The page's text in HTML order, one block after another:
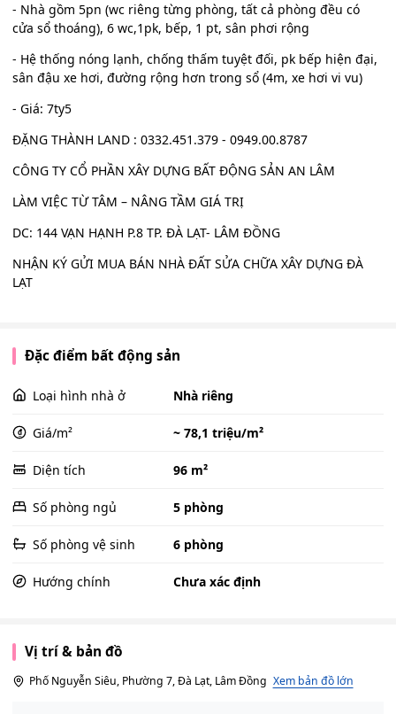
- Nhà gồm 5pn (wc riêng từng phòng, tất cả phòng đều có
cửa sổ thoáng), 6 wc,1pk, bếp, 1 pt, sân phơi rộng
- Hệ thống nóng lạnh, chống thấm tuyệt đối, pk bếp hiện đại,
sân đậu xe hơi, đường rộng hơn trong sổ (4m, xe hơi vi vu)
- Giá: 7ty5
ĐẶNG THÀNH LAND : 0332.451.379 - 0949.00.8787
CÔNG TY CỔ PHẦN XÂY DỰNG BẤT ĐỘNG SẢN AN LÂM
LÀM VIỆC TỪ TÂM – NÂNG TẦM GIÁ TRỊ
DC: 144 VẠN HẠNH P.8 TP. ĐÀ LẠT- LÂM ĐỒNG
NHẬN KÝ GỬI MUA BÁN NHÀ ĐẤT SỬA CHỮA XÂY DỰNG ĐÀ
LẠT
Đặc điểm bất động sản
Loại hình nhà ở Nhà riêng
Giá/m² ~ 78,1 triệu/m²
Diện tích 96 m²
Số phòng ngủ 5 phòng
Số phòng vệ sinh 6 phòng
Hướng chính Chưa xác định
Vị trí & bản đồ
Phố Nguyễn Siêu, Phường 7, Đà Lạt, Lâm Đồng Xem bản đồ lớn